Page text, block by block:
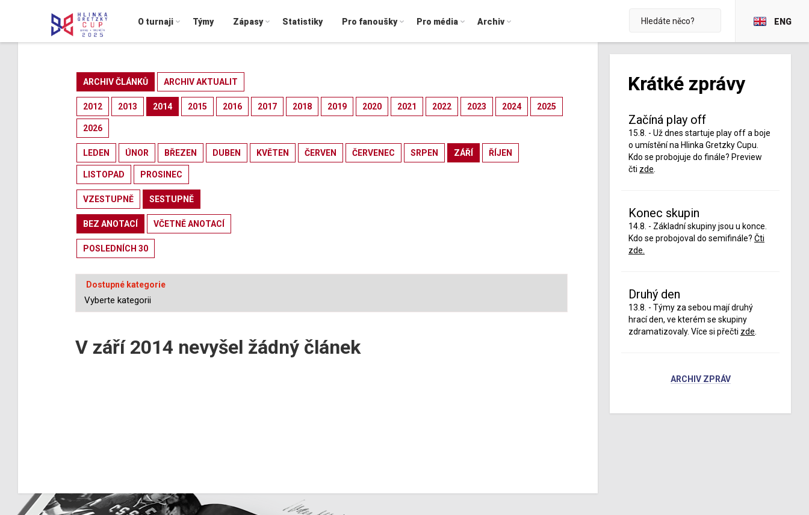
O turnaji Týmy Zápasy Statistiky Pro fanoušky Pro média Archiv ENG
ARCHIV ČLÁNKŮ ARCHIV AKTUALIT
2012 2013 2014 2015 2016 2017 2018 2019 2020 2021 2022 2023 2024 2025
2026
LEDEN ÚNOR BŘEZEN DUBEN KVĚTEN ČERVEN ČERVENEC SRPEN ZÁŘÍ ŘÍJEN
LISTOPAD PROSINEC
VZESTUPNĚ SESTUPNĚ
BEZ ANOTACÍ VČETNĚ ANOTACÍ
POSLEDNÍCH 30
Dostupné kategorie
V září 2014 nevyšel žádný článek
Krátké zprávy
Začíná play off
15.8. - Už dnes startuje play off a boje
o umístění na Hlinka Gretzky Cupu.
Kdo se probojuje do finále? Preview
čti zde
Konec skupin
14.8. - Základní skupiny jsou u konce.
Kdo se probojoval do semifinále? Čti
zde.
Druhý den
13.8. - Týmy za sebou mají druhý
hrací den, ve kterém se skupiny
zdramatizovaly. Více si přečti zde
ARCHIV ZPRÁV